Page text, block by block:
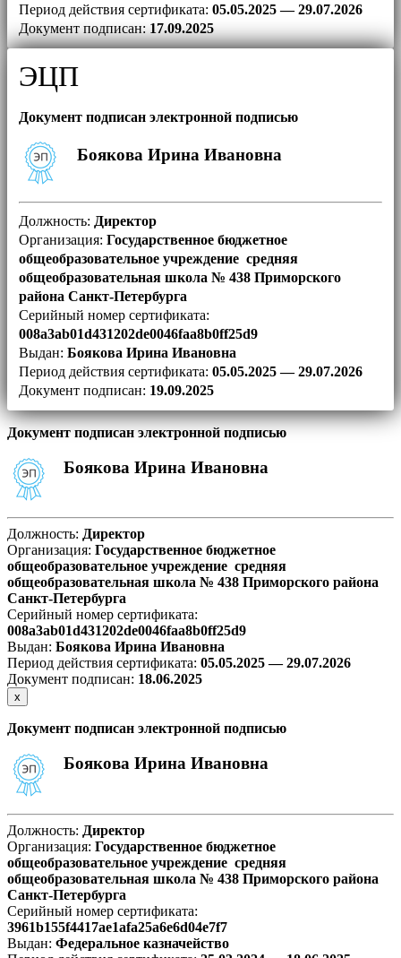
Период действия сертификата: 05.05.2025 — 29.07.2026
Документ подписан: 17.09.2025
ЭЦП
Документ подписан электронной подписью
Боякова Ирина Ивановна
Должность: Директор
Организация: Государственное бюджетное
общеобразовательное учреждение средняя
общеобразовательная школа № 438 Приморского
района Санкт-Петербурга
Серийный номер сертификата:
008a3ab01d431202de0046faa8b0ff25d9
Выдан: Боякова Ирина Ивановна
Период действия сертификата: 05.05.2025 — 29.07.2026
Документ подписан: 19.09.2025
Документ подписан электронной подписью
Боякова Ирина Ивановна
Должность: Директор
Организация: Государственное бюджетное
общеобразовательное учреждение средняя
общеобразовательная школа № 438 Приморского района
Санкт-Петербурга
Серийный номер сертификата:
008a3ab01d431202de0046faa8b0ff25d9
Выдан: Боякова Ирина Ивановна
Период действия сертификата: 05.05.2025 — 29.07.2026
Документ подписан: 18.06.2025
х
Документ подписан электронной подписью
Боякова Ирина Ивановна
Должность: Директор
Организация: Государственное бюджетное
общеобразовательное учреждение средняя
общеобразовательная школа № 438 Приморского района
Санкт-Петербурга
Серийный номер сертификата:
3961b155f4417ae1afa25a6e6d04e7f7
Выдан: Федеральное казначейство